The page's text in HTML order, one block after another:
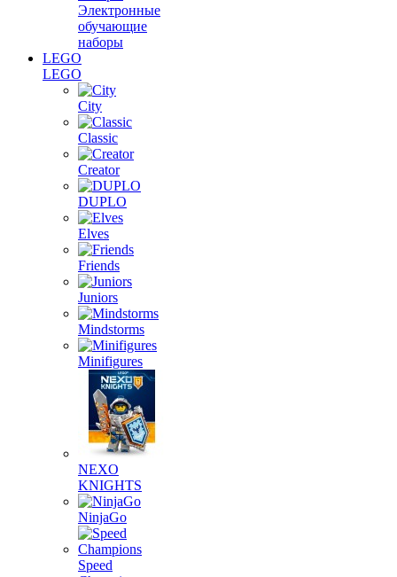
Электронные
обучающие
наборы
LEGO
LEGO
City
Classic
Creator
DUPLO
Elves
Friends
Juniors
Mindstorms
Minifigures
NEXO
KNIGHTS
NinjaGo
Speed